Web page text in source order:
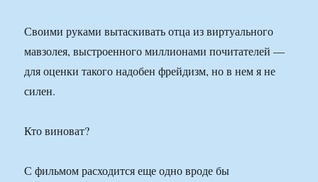
Своими руками вытаскивать отца из виртуального
мавзолея, выстроенного миллионами почитателей —
для оценки такого надобен фрейдизм, но в нем я не
силен.
Кто виноват?
С фильмом расходится еще одно вроде бы